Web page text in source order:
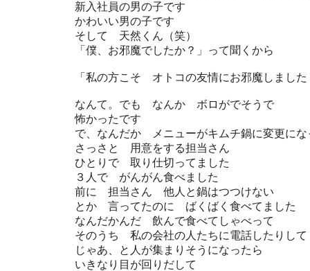
新入社員の男の子です
かわいい男の子です
そして 天然くん（笑）
「僕、お邪魔でしたか？」って聞くから
「私の方こそ オトコの友情にお邪魔しました
なんて。でも なんか ボロがでそうで
怖かったです
で、なんだか メニューがキムチ鍋に変更にな
さっさと 用意をする担当さん
ひとりで 取り仕切ってました
３人で がんがん食べました
前に 担当さん 他人と鍋はつつけない
とか 言ってたのに ばくばく食べてました
なんだかんだ 飲んで食べてしゃべって
そのうち 私の会社の人たちに電話したりして
じゃあ、と人が集まりそうになったら
いきなり目が回りだして